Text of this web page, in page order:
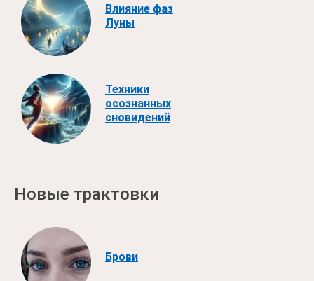
Влияние фаз
Луны
Техники
осознанных
сновидений
Новые трактовки
Брови